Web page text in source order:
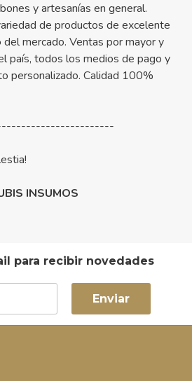
y artesanías en general.
de productos de excelente
mercado. Ventas por mayor y
país, todos los medios de pago y
personalizado. Calidad 100%
INSUMOS
para recibir novedades
Enviar